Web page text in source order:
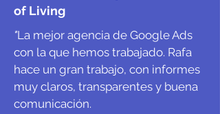
of Living
"La mejor agencia de Google Ads
con la que hemos trabajado. Rafa
hace un gran trabajo, con informes
muy claros, transparentes y buena
comunicación.